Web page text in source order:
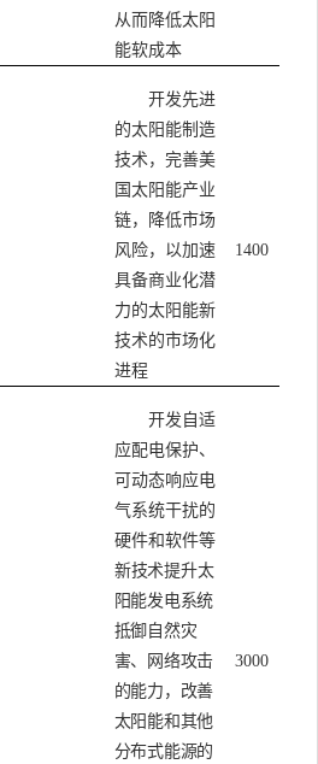
从而降低太阳
能软成本
开发先进
的太阳能制造
技术，完善美
国太阳能产业
链，降低市场
风险，以加速
具备商业化潜
力的太阳能新
技术的市场化
进程
1400
开发自适
应配电保护、
可动态响应电
气系统干扰的
硬件和软件等
新技术提升太
阳能发电系统
抵御自然灾
害、网络攻击
的能力，改善
太阳能和其他
分布式能源的
3000